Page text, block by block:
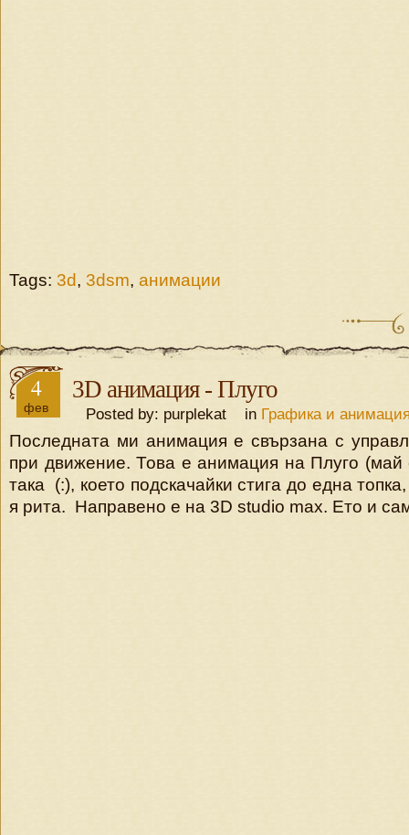
Tags: 3d, 3dsm, анимации
4
фев
3D анимация - Плуго
Posted by: purplekat in Графика и
Последната ми анимация е свързана с
при движение. Това е анимация на Плуго (май
така (:), което подскачайки стига до една
я рита. Направено е на 3D studio max. Ето и